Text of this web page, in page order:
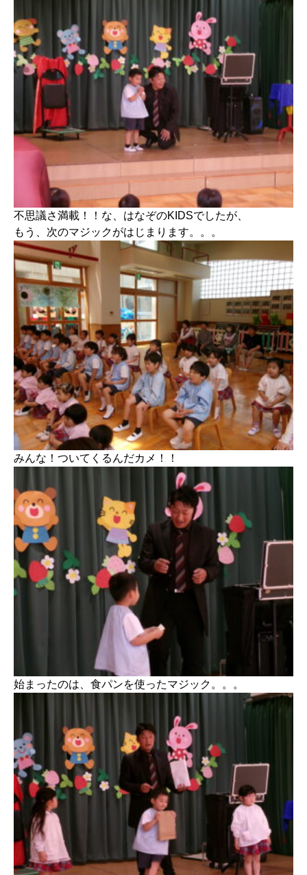
不思議さ満載！！な、はなぞのKIDSでしたが、
もう、次のマジックがはじまります。。。
みんな！ついてくるんだカメ！！
始まったのは、食パンを使ったマジック。。。